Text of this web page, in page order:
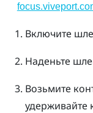
Включите
Наденьте
Возьмите
удерживайте